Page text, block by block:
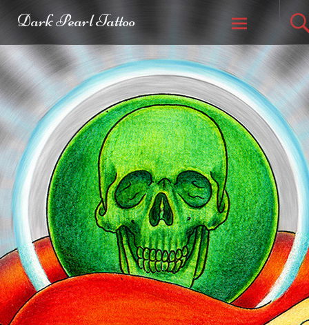
Dark Pearl Tattoo
Weiter zum
Inhalt